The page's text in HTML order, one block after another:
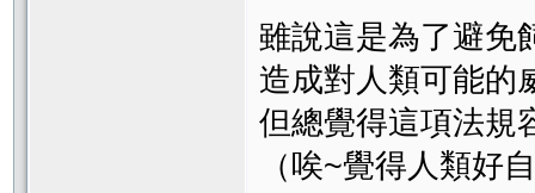
雖說這是為了避免
造成對人類可能的
但總覺得這項法規
（唉~覺得人類好